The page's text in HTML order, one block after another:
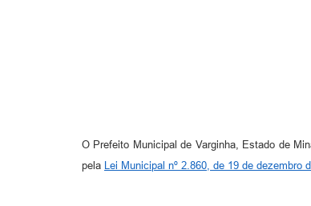
O Prefeito Municipal de Varginha, Estado de
pela Lei Municipal nº 2.860, de 19 de dezembro